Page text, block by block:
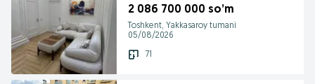
2 086 700 000 so’m
Toshkent, Yakkasaroy tumani
05/08/2026
71